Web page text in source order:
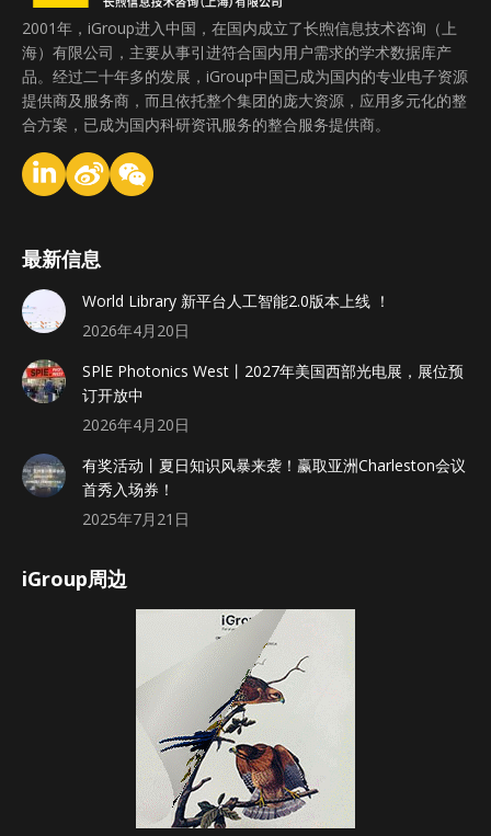
2001年，iGroup进入中国，在国内成立了长煦信息技术咨询（上
海）有限公司，主要从事引进符合国内用户需求的学术数据库产
品。经过二十年多的发展，iGroup中国已成为国内的专业电子资源
提供商及服务商，而且依托整个集团的庞大资源，应用多元化的整
合方案，已成为国内科研资讯服务的整合服务提供商。
最新信息
World Library 新平台人工智能2.0版本上线 ！
2026年4月20日
SPlE Photonics West丨2027年美国西部光电展，展位预
订开放中
2026年4月20日
有奖活动丨夏日知识风暴来袭！赢取亚洲Charleston会议
首秀入场券！
2025年7月21日
iGroup周边